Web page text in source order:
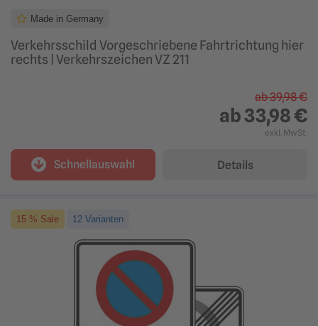
Made in Germany
Verkehrsschild Vorgeschriebene Fahrtrichtung hier
rechts | Verkehrszeichen VZ 211
ab39,98 €
ab33,98 €
exkl. MwSt.
Schnellauswahl Details
15 % Sale 12 Varianten